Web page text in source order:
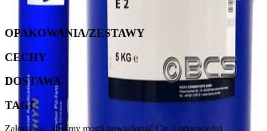
OPAKOWANIA/ZESTAWY
CECHY
DOSTAWA
TAGI
Zaloguj się, abyśmy mogli powiadomić Cię o odpowiedzi